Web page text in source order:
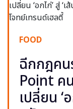
FOOD
ฉีกกฎค
Point ค
เปลี่ยน ‘